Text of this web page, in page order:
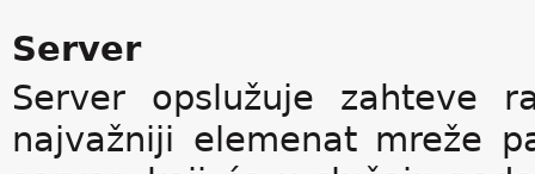
Server
Server opslužuje zahteve
najvažniji elemenat mreže